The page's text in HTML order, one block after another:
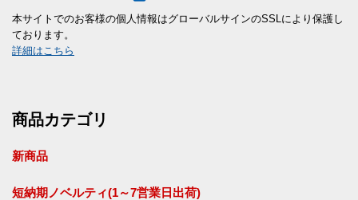
本サイトでのお客様の個人情報はグローバルサインのSSLにより保護し
ております。
詳細はこちら
商品カテゴリ
新商品
短納期ノベルティ(1～7営業日出荷)